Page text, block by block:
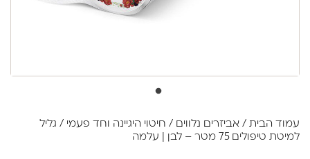
עמוד הבית / אביזרים נלווים / חיטוי היגיינה וחד פעמי / גליל
למיטת טיפולים 75 מטר – לבן | עלמה